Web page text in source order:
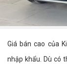
Giá bán cao của
nhập khẩu. Dù có